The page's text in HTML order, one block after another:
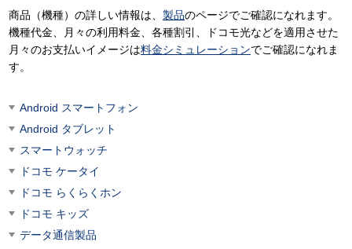
商品（機種）の詳しい情報は、 製品のページでご確認になれます。
機種代金、月々の利用料金、各種割引、ドコモ光などを適用させた
月々のお支払いイメージは料金シミュレーションでご確認になれま
す。
Android スマートフォン
Android タブレット
スマートウォッチ
ドコモ ケータイ
ドコモ らくらくホン
ドコモ キッズ
データ通信製品